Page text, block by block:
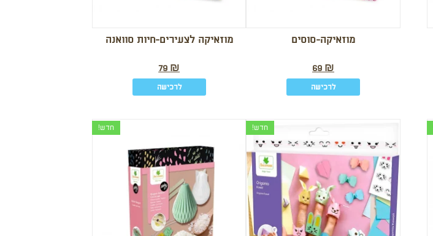
מוזאיקה-סוסים
69 ₪
לרכישה
מוזאיקה לצעירים-חיות סוואנה
79 ₪
לרכישה
חדש! חדש!